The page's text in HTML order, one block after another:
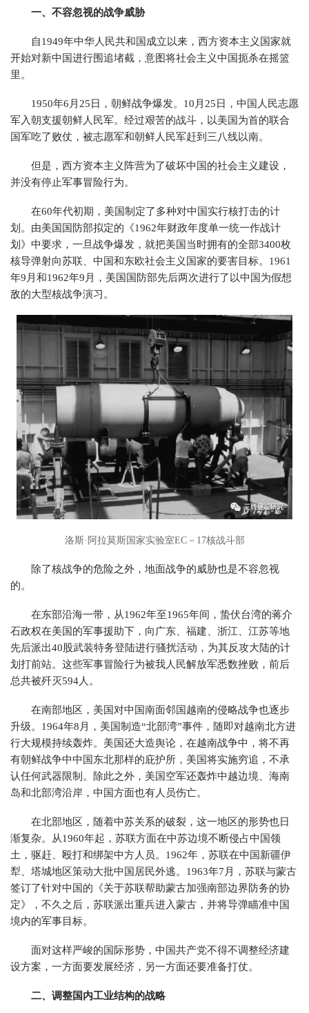
一、不容忽视的战争威胁
自1949年中华人民共和国成立以来，西方资本主义国家就
开始对新中国进行围追堵截，意图将社会主义中国扼杀在摇篮
里。
1950年6月25日，朝鲜战争爆发。10月25日，中国人民志愿
军入朝支援朝鲜人民军。经过艰苦的战斗，以美国为首的联合
国军吃了败仗，被志愿军和朝鲜人民军赶到三八线以南。
但是，西方资本主义阵营为了破坏中国的社会主义建设，
并没有停止军事冒险行为。
在60年代初期，美国制定了多种对中国实行核打击的计
划。由美国国防部拟定的《1962年财政年度单一统一作战计
划》中要求，一旦战争爆发，就把美国当时拥有的全部3400枚
核导弹射向苏联、中国和东欧社会主义国家的要害目标。1961
年9月和1962年9月，美国国防部先后两次进行了以中国为假想
敌的大型核战争演习。
洛斯·阿拉莫斯国家实验室EC－17核战斗部
除了核战争的危险之外，地面战争的威胁也是不容忽视
的。
在东部沿海一带，从1962年至1965年间，蛰伏台湾的蒋介
石政权在美国的军事援助下，向广东、福建、浙江、江苏等地
先后派出40股武装特务登陆进行骚扰活动，为其反攻大陆的计
划打前站。这些军事冒险行为被我人民解放军悉数挫败，前后
总共被歼灭594人。
在南部地区，美国对中国南面邻国越南的侵略战争也逐步
升级。1964年8月，美国制造“北部湾”事件，随即对越南北方进
行大规模持续轰炸。美国还大造舆论，在越南战争中，将不再
有朝鲜战争中中国东北那样的庇护所，美国将实施穷追，不承
认任何武器限制。除此之外，美国空军还轰炸中越边境、海南
岛和北部湾沿岸，中国方面也有人员伤亡。
在北部地区，随着中苏关系的破裂，这一地区的形势也日
渐复杂。从1960年起，苏联方面在中苏边境不断侵占中国领
土，驱赶、殴打和绑架中方人员。1962年，苏联在中国新疆伊
犁、塔城地区策动大批中国居民外逃。1963年7月，苏联与蒙古
签订了针对中国的《关于苏联帮助蒙古加强南部边界防务的协
定》，不久之后，苏联派出重兵进入蒙古，并将导弹瞄准中国
境内的军事目标。
面对这样严峻的国际形势，中国共产党不得不调整经济建
设方案，一方面要发展经济，另一方面还要准备打仗。
二、调整国内工业结构的战略